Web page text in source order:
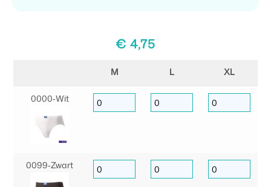
€ 4,75
M L XL
0000‑Wit
0099‑Zwart